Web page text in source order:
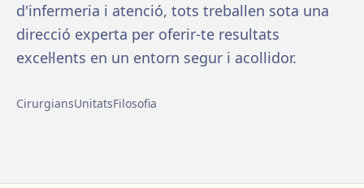
d'infermeria i atenció, tots treballen sota una
direcció experta per oferir-te resultats
excel·lents en un entorn segur i acollidor.
CirurgiansUnitatsFilosofia